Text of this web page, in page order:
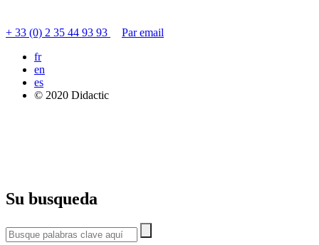
+ 33 (0) 2 35 44 93 93
Par email
fr
en
es
© 2020 Didactic
Su busqueda